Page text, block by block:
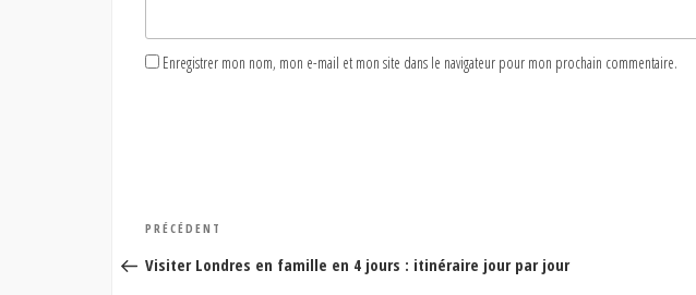
Enregistrer mon nom, mon e-mail et mon site dans le navigateur pour mon prochain commentaire.
Navigation
de
Article
précédent
PRÉCÉDENT
Visiter Londres en famille en 4 jours : itinéraire jour par jour